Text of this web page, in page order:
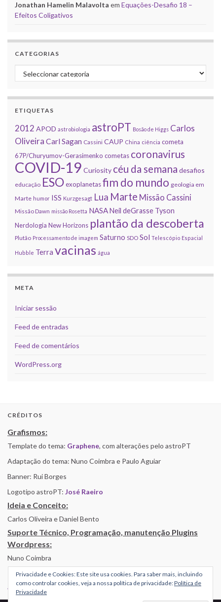
Jonathan Hamelin Malavolta em Equações-Desafio 18 –
Efeitos Coligativos
CATEGORIAS
Categorias
ETIQUETAS
2012 APOD astrobiologia astroPT Bosão de Higgs Carlos
Oliveira Carl Sagan Cassini CAUP China ciência cometa
67P/Churyumov-Gerasimenko cometas coronavirus
COVID-19 Curiosity céu da semana desafios
educação ESOexoplanetasfim do mundo geologia em
Marte humor ISS Kurzgesagt Lua Marte Missão Cassini
Missão Dawn missão Rosetta NASANeil deGrasse Tyson
Nerdologia New Horizons plantão da descoberta
Plutão Processamento de imagem Saturno SDO Sol Telescópio Espacial
Hubble Terra vacinas água
META
Iniciar sessão
Feed de entradas
Feed de comentários
WordPress.org
CRÉDITOS
Grafismos:
Template do tema: Graphene, com alterações pelo astroPT
Adaptação do tema: Nuno Coimbra e Paulo Aguiar
Banner: Rui Borges
Logotipo astroPT: José Raeiro
Ideia e Conceito:
Carlos Oliveira e Daniel Bento
Suporte Técnico, Programação, manutenção Plugins
Wordpress:
Nuno Coimbra
Alojamento por Simbiose
Privacidade e Cookies: Este site usa cookies. Para saber mais, incluindo
como controlar cookies, veja a nossa política de privacidade:Política de
Privacidade